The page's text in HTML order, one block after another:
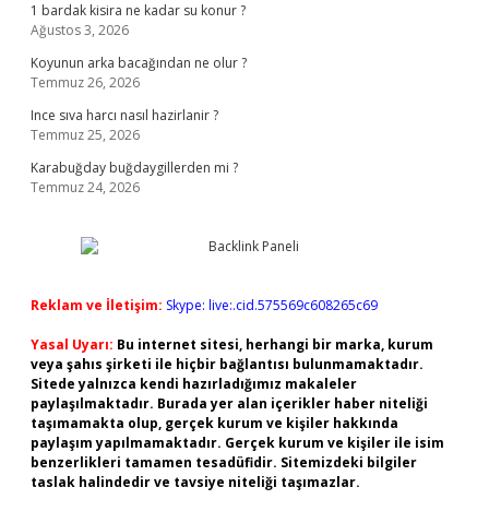
1 bardak kisira ne kadar su konur ?
Ağustos 3, 2026
Koyunun arka bacağından ne olur ?
Temmuz 26, 2026
Ince sıva harcı nasıl hazirlanir ?
Temmuz 25, 2026
Karabuğday buğdaygillerden mi ?
Temmuz 24, 2026
Reklam ve İletişim: Skype: live:.cid.575569c608265c69
Yasal Uyarı: Bu internet sitesi, herhangi bir marka, kurum
veya şahıs şirketi ile hiçbir bağlantısı bulunmamaktadır.
Sitede yalnızca kendi hazırladığımız makaleler
paylaşılmaktadır. Burada yer alan içerikler haber niteliği
taşımamakta olup, gerçek kurum ve kişiler hakkında
paylaşım yapılmamaktadır. Gerçek kurum ve kişiler ile isim
benzerlikleri tamamen tesadüfidir. Sitemizdeki bilgiler
taslak halindedir ve tavsiye niteliği taşımazlar.